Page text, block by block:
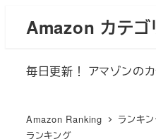
Amazon カテゴ
毎日更新！ アマゾンの
Amazon Ranking ランキ
ランキング